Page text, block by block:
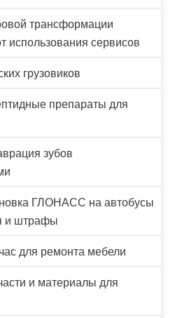
трансформации
использования сервисов
грузовиков
препараты для
зубов
ГЛОНАСС на автобусы
и штрафы
для ремонта мебели
и материалы для